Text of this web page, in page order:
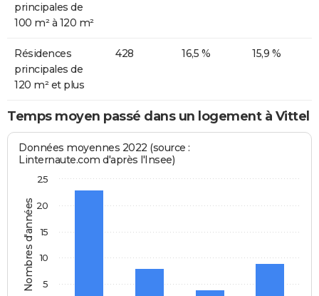
principales de
100 m² à 120 m²
Résidences
principales de
120 m² et plus
428 16,5 % 15,9 %
Temps moyen passé dans un logement à Vittel
Nombres d'années
Données moyennes 2022 (source :
Linternaute.com d'après l'Insee)
5
10
15
20
25